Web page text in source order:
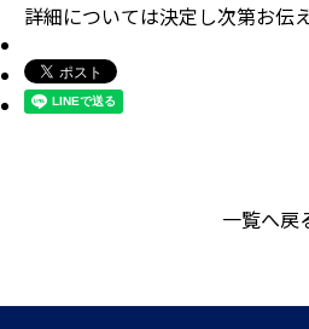
詳細については決定し次第お伝
一覧へ戻